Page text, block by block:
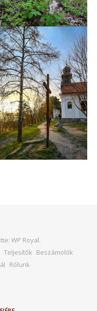
WP Royal.
Teljesítők Beszámolók
Rólunk